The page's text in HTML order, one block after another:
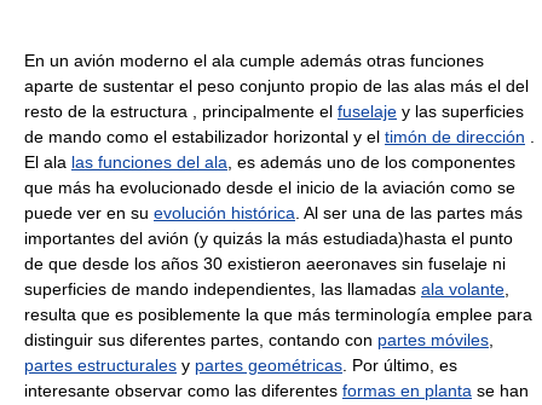
En un avión moderno el ala cumple además otras funciones
aparte de sustentar el peso conjunto propio de las alas más el del
resto de la estructura , principalmente el fuselaje y las superficies
de mando como el estabilizador horizontal y el timón de dirección .
El ala las funciones del ala, es además uno de los componentes
que más ha evolucionado desde el inicio de la aviación como se
puede ver en su evolución histórica. Al ser una de las partes más
importantes del avión (y quizás la más estudiada)hasta el punto
de que desde los años 30 existieron aeeronaves sin fuselaje ni
superficies de mando independientes, las llamadas ala volante,
resulta que es posiblemente la que más terminología emplee para
distinguir sus diferentes partes, contando con partes móviles,
partes estructurales y partes geométricas. Por último, es
interesante observar como las diferentes formas en planta se han